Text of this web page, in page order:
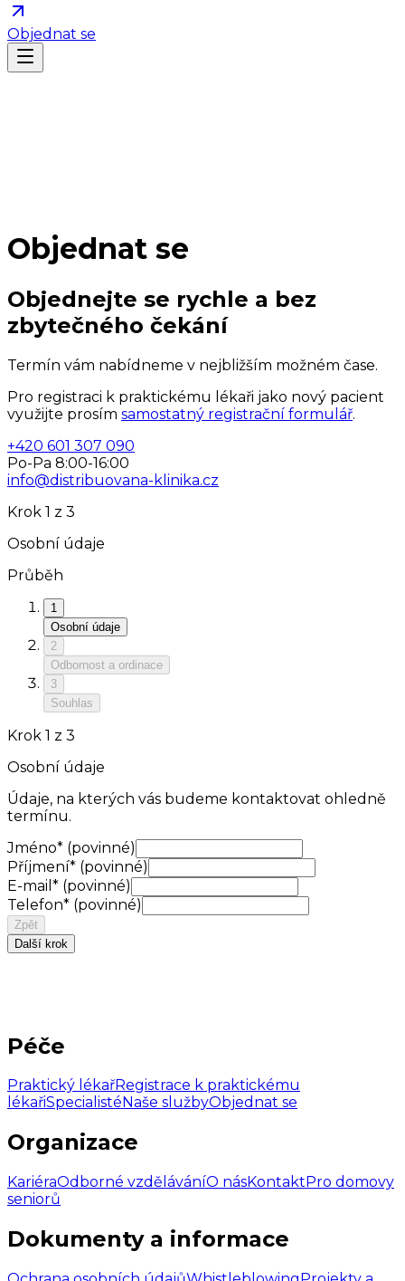
Objednat se
Objednat se
Objednejte se rychle a bez
zbytečného čekání
Termín vám nabídneme v nejbližším možném čase.
Pro registraci k praktickému lékaři jako nový pacient
využijte prosím samostatný registrační formulář.
+420 601 307 090
Po-Pa 8:00-16:00
info@distribuovana-klinika.cz
Krok 1 z 3
Osobní údaje
Průběh
1
Osobní údaje
2
Odbornost a ordinace
3
Souhlas
Krok 1 z 3
Osobní údaje
Údaje, na kterých vás budeme kontaktovat ohledně
termínu.
Jméno* (povinné)
Příjmení* (povinné)
E-mail * (povinné)
Telefon* (povinné)
Zpět
Další krok
Péče
Praktický lékařRegistrace k praktickému
lékařiSpecialisté Naše službyObjednat se
Organizace
KariéraOdborné vzděláváníO násKontakt Pro domovy
seniorů
Dokumenty a informace